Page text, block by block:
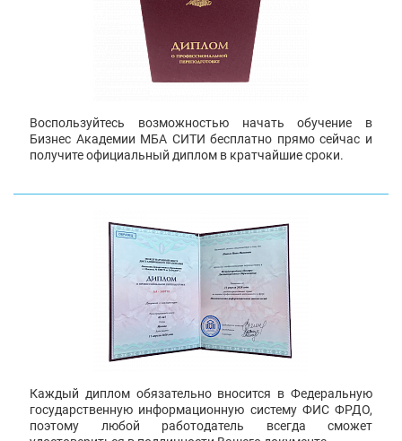
Воспользуйтесь возможностью начать обучение в
Бизнес Академии МБА СИТИ бесплатно прямо сейчас и
получите официальный диплом в кратчайшие сроки.
Каждый диплом обязательно вносится в Федеральную
государственную информационную систему ФИС ФРДО,
поэтому любой работодатель всегда сможет